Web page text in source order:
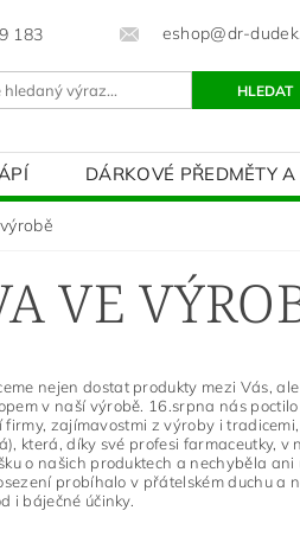
183 eshop@dr-
DÁRKOVÉ PŘEDMĚTY
VE
nejen dostat produkty mezi Vás,
v naší výrobě. 16.srpna nás
firmy, zajímavostmi z výroby i
která, díky své profesi farmaceutky,
o našich produktech a nechyběla
probíhalo v přátelském duchu a
i báječné účinky.